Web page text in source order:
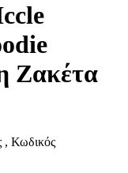
Ζακέτα
, Κωδικός